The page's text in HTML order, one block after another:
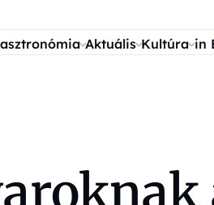
Aktuális Kultúra in